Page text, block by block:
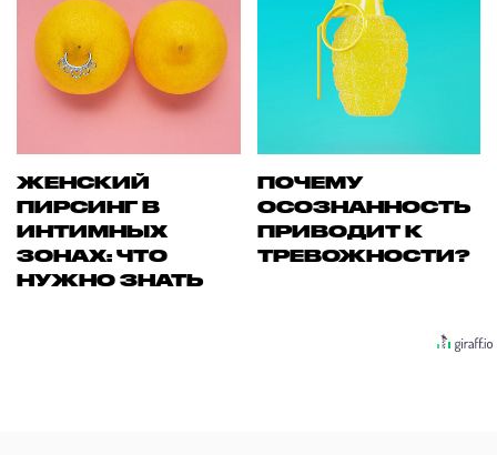
ЖЕНСКИЙ
ПИРСИНГ В
ИНТИМНЫХ
ЗОНАХ: ЧТО
НУЖНО ЗНАТЬ
ПОЧЕМУ
ОСОЗНАННОСТЬ
ПРИВОДИТ К
ТРЕВОЖНОСТИ?